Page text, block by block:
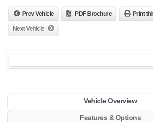
Prev Vehicle PDF Brochure Print
Next Vehicle
Vehicle Overview
Features & Options